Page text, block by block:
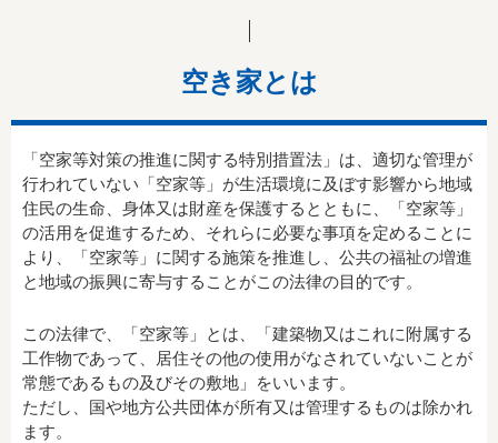
空き家とは
「空家等対策の推進に関する特別措置法」は、適切な管理が
行われていない「空家等」が生活環境に及ぼす影響から地域
住民の生命、身体又は財産を保護するとともに、「空家等」
の活用を促進するため、それらに必要な事項を定めることに
より、「空家等」に関する施策を推進し、公共の福祉の増進
と地域の振興に寄与することがこの法律の目的です。
この法律で、「空家等」とは、「建築物又はこれに附属する
工作物であって、居住その他の使用がなされていないことが
常態であるもの及びその敷地」をいいます。
ただし、国や地方公共団体が所有又は管理するものは除かれ
ます。